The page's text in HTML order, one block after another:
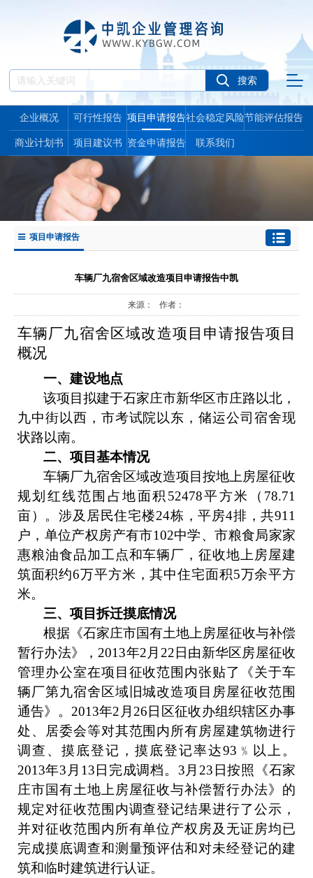
企业概况 可行性报告 项目申请报告社会稳定风险
报告
节能评估报告
商业计划书 项目建议书 资金申请报告 联系我们
项目申请报告
车辆厂九宿舍区域改造项目申请报告中凯
来源： 作者：
车辆厂九宿舍区域改造项目申请报告项目
概况
一、建设地点
该项目拟建于石家庄市新华区市庄路以北，
九中街以西，市考试院以东，储运公司宿舍现
状路以南。
二、项目基本情况
车辆厂九宿舍区域改造项目按地上房屋征收
规划红线范围占地面积 52478平方米（ 78.71
亩）。涉及居民住宅楼24栋，平房4排，共911
户，单位产权房产有市102中学、市粮食局家家
惠粮油食品加工点和车辆厂，征收地上房屋建
筑面积约6万平方米，其中住宅面积5万余平方
米。
三、项目拆迁摸底情况
根据《石家庄市国有土地上房屋征收与补偿
暂行办法》， 2013年2 月 22日由新华区房屋征收
管理办公室在项目征收范围内张贴了《关于车
辆厂第九宿舍区域旧城改造项目房屋征收范围
通告》。 2013年2 月 26日区征收办组织辖区办事
处、居委会等对其范围内所有房屋建筑物进行
调查、摸底登记，摸底登记率达93 ﹪以上。
2013年3 月 13日完成调档。 3 月 23 日按照《石家
庄市国有土地上房屋征收与补偿暂行办法》的
规定对征收范围内调查登记结果进行了公示，
并对征收范围内所有单位产权房及无证房均已
完成摸底调查和测量预评估和对未经登记的建
筑和临时建筑进行认证。